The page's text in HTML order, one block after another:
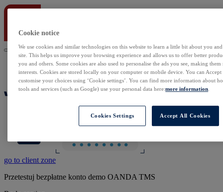
go to client zone
Przetestuj bezpłatne konto demo OANDA TMS
Cookie notice
We use cookies and similar technologies on this website to learn a little bit about you
site. This helps us improve your browsing experience and allows us to offer better
you and others. Some cookies are also used to personalise the ads you see, making
interests. Cookies are stored locally on your computer or mobile device. You can
customise your choices using ‘Cookie settings’. You can find more information about
tools and services (such as Google) use your personal data here:more information
Cookies Settings Accept All Cookies